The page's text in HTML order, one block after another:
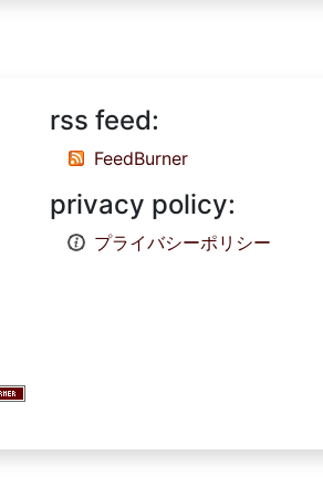
rss feed:
FeedBurner
privacy policy:
プライバシーポリシー